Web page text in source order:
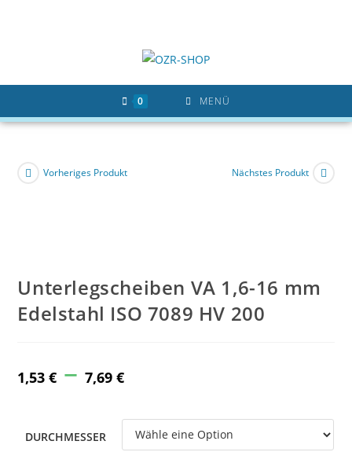
0 MENÜ
Vorheriges Produkt Nächstes Produkt
Unterlegscheiben VA 1,6-16 mm
Edelstahl ISO 7089 HV 200
1,53€ – 7,69€range:
1,53 €
DURCHMESSER